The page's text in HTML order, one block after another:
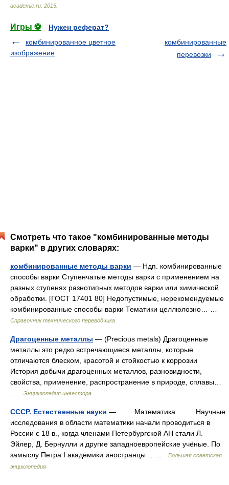
academic.ru 2015
Игры ⚽
Нужен реферат?
комбинированное цветное
изображение
комбинированные
перевозки
Смотреть что такое "комбинированные методы
варки" в других словарях:
комбинированные методы варки — Ндп. комбинированные
способы варки Ступенчатые методы варки с применением на
разных ступенях разнотипных методов варки или химической
обработки. [ГОСТ 17401 80] Недопустимые, нерекомендуемые
комбинированные способы варки Тематики целлюлозно… …
Справочник технического переводчика
Драгоценные металлы — (Precious metals) Драгоценные
металлы это редко встречающиеся металлы, которые
отличаются блеском, красотой и стойкостью к коррозии
История добычи драгоценных металлов, разновидности,
свойства, применение, распространение в природе, сплавы…
Энциклопедия инвестора
СССР. Естественные науки — Математика Научные
исследования в области математики начали проводиться в
России с 18 в., когда членами Петербургской АН стали Л.
Эйлер, Д. Бернулли и другие западноевропейские учёные. По
замыслу Петра I академики иностранцы… …
Большая советская
энциклопедия